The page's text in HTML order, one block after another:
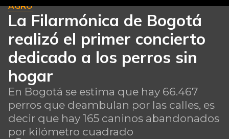
AGRO
La Filarmónica de Bogotá
realizó el primer concierto
dedicado a los perros sin
hogar
En Bogotá se estima que hay 66.467
perros que deambulan por las calles, es
decir que hay 165 caninos abandonados
por kilómetro cuadrado